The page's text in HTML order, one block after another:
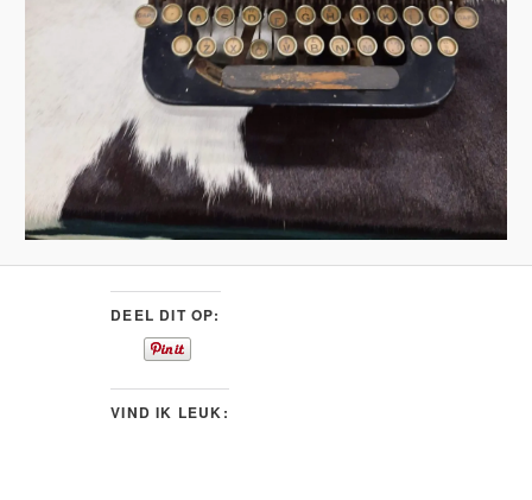
DEEL DIT OP:
VIND IK LEUK: